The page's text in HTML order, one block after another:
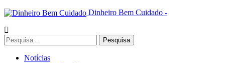
Dinheiro Bem Cuidado -
Notícias